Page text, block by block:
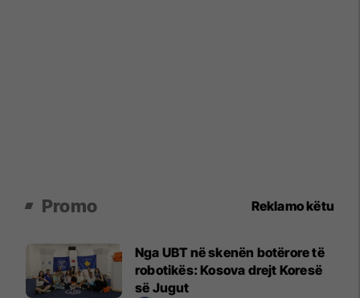
Promo Reklamo këtu
Nga UBT në skenën botërore të
robotikës: Kosova drejt Koresë
së Jugut